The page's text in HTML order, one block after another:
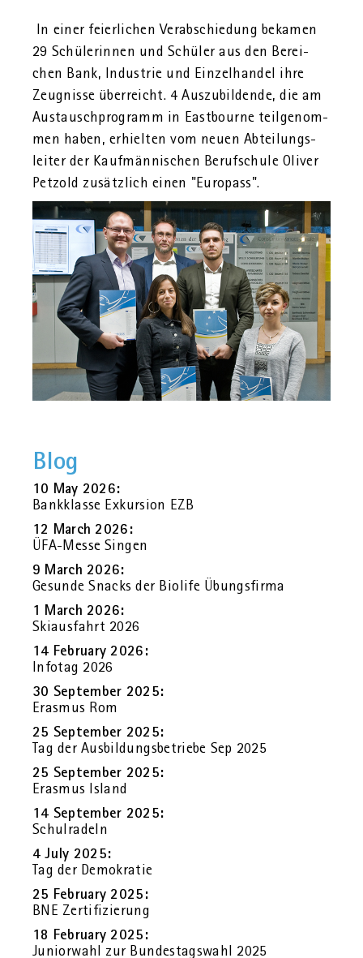
In einer fei­er­li­chen Ver­ab­schie­dung be­ka­men
29 Schü­le­rin­nen und Schü­ler aus den Be­rei­
chen Bank, In­dus­trie und Ein­zel­han­del ihre
Zeug­nis­se über­reicht. 4 Aus­zu­bil­den­de, die am
Aus­tausch­pro­gramm in East­bourne teil­ge­nom­
men haben, er­hiel­ten vom neuen Ab­tei­lungs­
lei­ter der Kauf­män­ni­schen Be­ruf­s­chu­le Oli­ver
Pet­zold zu­sätz­lich einen "Eu­ro­pass".
Blog
10 May 2026:
Bank­klas­se Ex­kur­si­on EZB
12 March 2026:
ÜFA-Messe Sin­gen
9 March 2026:
Ge­sun­de Snacks der Bio­li­fe Übungs­fir­ma
1 March 2026:
Ski­aus­fahrt 2026
14 Fe­bru­ary 2026:
In­fo­tag 2026
30 Sep­tem­ber 2025:
Eras­mus Rom
25 Sep­tem­ber 2025:
Tag der Aus­bil­dungs­be­trie­be Sep 2025
25 Sep­tem­ber 2025:
Eras­mus Is­land
14 Sep­tem­ber 2025:
Schul­ra­deln
4 July 2025:
Tag der De­mo­kra­tie
25 Fe­bru­ary 2025:
BNE Zer­ti­fi­zie­rung
18 Fe­bru­ary 2025:
Ju­nior­wahl zur Bun­des­tags­wahl 2025